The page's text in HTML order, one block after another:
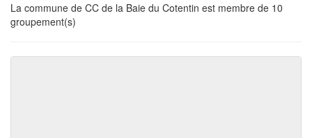
La commune de CC de la Baie du Cotentin est membre de 10
groupement(s)